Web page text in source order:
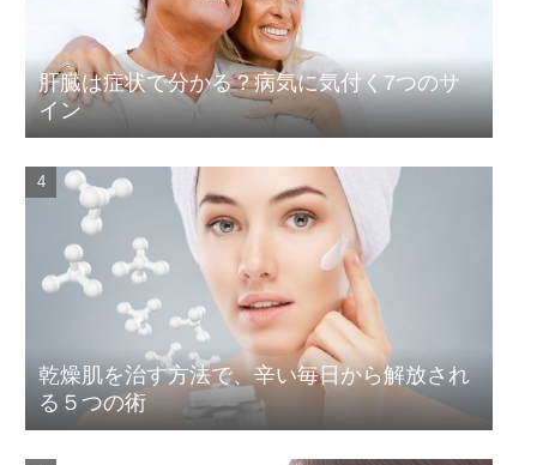
肝臓は症状で分かる？病気に気付く7つのサ
イン
乾燥肌を治す方法で、辛い毎日から解放され
る５つの術